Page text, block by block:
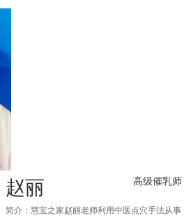
赵丽 高级催乳师
简介：慧宝之家赵丽老师利用中医点穴手法从事